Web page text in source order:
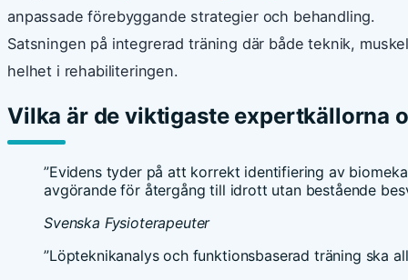
anpassade förebyggande strategier och behandling.
Satsningen på integrerad träning där både teknik,
helhet i rehabiliteringen.
Vilka är de viktigaste expertkällorna
”Evidens tyder på att korrekt identifiering av
avgörande för återgång till idrott utan bestående
Svenska Fysioterapeuter
”Löpteknikanalys och funktionsbaserad träning ska